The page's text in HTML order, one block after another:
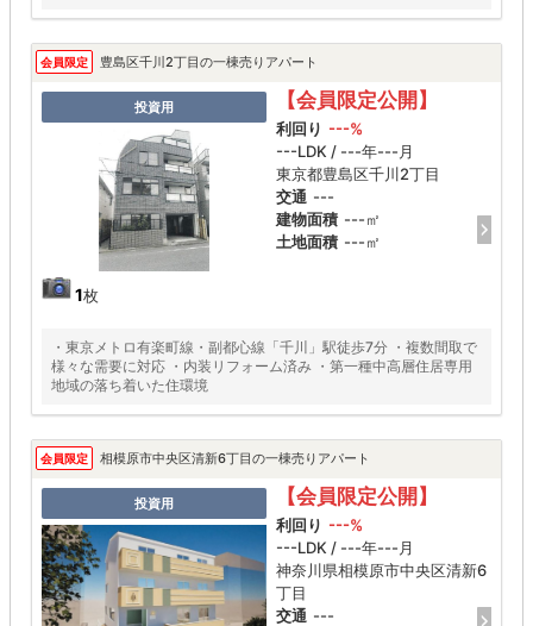
会員限定 豊島区千川2丁目の一棟売りアパート
投資用
1枚
【会員限定公開】
利回り ---%
---LDK / ---年---月
東京都豊島区千川2丁目
交通 ---
建物面積 ---㎡
土地面積 ---㎡
・東京メトロ有楽町線・副都心線「千川」駅徒歩7分 ・複数間取で
様々な需要に対応 ・内装リフォーム済み ・第一種中高層住居専用
地域の落ち着いた住環境
会員限定 相模原市中央区清新6丁目の一棟売りアパート
投資用 【会員限定公開】
利回り ---%
---LDK / ---年---月
神奈川県相模原市中央区清新6
丁目
交通 ---